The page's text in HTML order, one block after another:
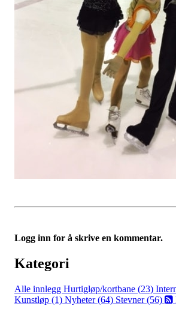
Logg inn for å skrive en kommentar.
Kategori
Alle innlegg Hurtigløp/kortbane (23)
Kunstløp (1) Nyheter (64) Stevner (56)